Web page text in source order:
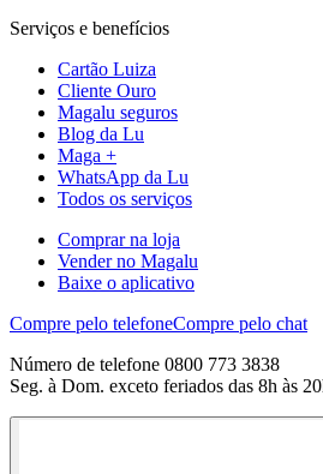
Serviços e benefícios
Cartão Luiza
Cliente Ouro
Magalu seguros
Blog da Lu
Maga +
WhatsApp da Lu
Todos os serviços
Comprar na loja
Vender no Magalu
Baixe o aplicativo
Compre pelo telefoneCompre pelo chat
Número de telefone 0800 773 3838
Seg. à Dom. exceto feriados das 8h às